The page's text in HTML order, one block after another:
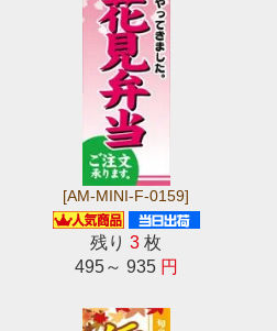
[AM-MINI-F-0159]
残り3 枚
495～ 935 円